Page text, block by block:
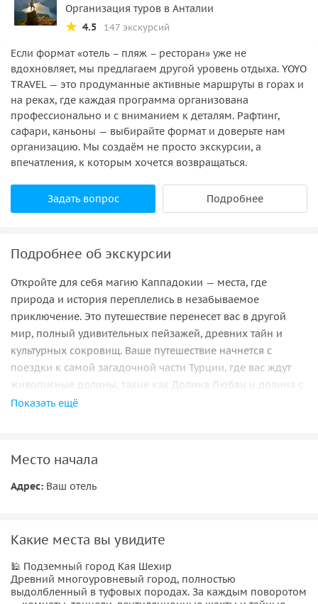
Закат в красной долине
подробно указаны в программе
Завтрак в первый день, здесь мы советуем заказать
ланч бокс вместо завтрака а в отеле накануне тура
Ужин во второй день
Организация туров в Анталии
4.5
147 экскурсий
Если формат «отель – пляж – ресторан» уже не
вдохновляет, мы предлагаем другой уровень отдыха. YOYO
TRAVEL — это продуманные активные маршруты в горах и
на реках, где каждая программа организована
профессионально и с вниманием к деталям. Рафтинг,
сафари, каньоны — выбирайте формат и доверьте нам
организацию. Мы создаём не просто экскурсии, а
впечатления, к которым хочется возвращаться.
Задать вопрос Подробнее
Подробнее об экскурсии
Откройте для себя магию Каппадокии — места, где
природа и история переплелись в незабываемое
приключение. Это путешествие перенесет вас в другой
мир, полный удивительных пейзажей, древних тайн и
культурных сокровищ. Ваше путешествие начнется с
поездки к самой загадочной части Турции, где вас ждут
живописные долины, такие как Долина Любви и долина с
«трубными феями». Вы посетите величественную крепость
целые цивилизации. Особое очарование добавит
Аксарая в Конью, который сохранил дух Великого
видами. На рассвете вы сможете подняться в небо на
или отправиться на панорамную площадку для
наблюдения за взлетами шаров. Обратите внимание, что
Показать ещё
Место начала
Адрес: Ваш отель
Какие места вы увидите
🕌 Подземный город Кая Шехир
Древний многоуровневый город, полностью
выдолбленный в туфовых породах. За каждым поворотом